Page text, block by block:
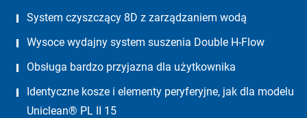
System czyszczący 8D z zarządzaniem wodą
Wysoce wydajny system suszenia Double H-Flow
Obsługa bardzo przyjazna dla użytkownika
Identyczne kosze i elementy peryferyjne, jak dla modelu
Uniclean® PL II 15